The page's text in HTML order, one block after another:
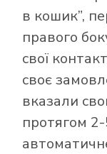
в кошик”,
правого
свої
своє
вказали
протягом